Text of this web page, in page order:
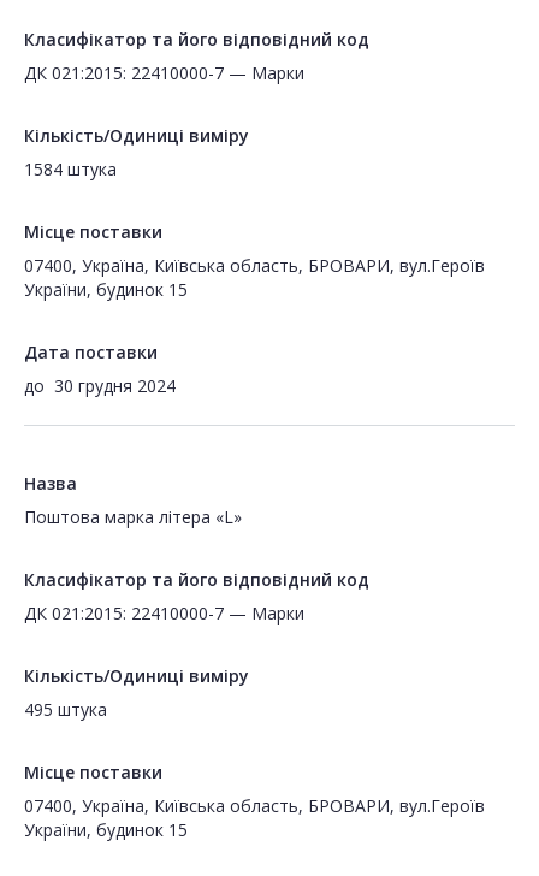
Класифікатор та його відповідний код
ДК 021:2015: 22410000-7 — Марки
Кількість/Одиниці виміру
1584 штука
Місце поставки
07400, Україна, Київська область, БРОВАРИ, вул.Героїв
України, будинок 15
Дата поставки
до 30 грудня 2024
Назва
Поштова марка літера «L»
Класифікатор та його відповідний код
ДК 021:2015: 22410000-7 — Марки
Кількість/Одиниці виміру
495 штука
Місце поставки
07400, Україна, Київська область, БРОВАРИ, вул.Героїв
України, будинок 15